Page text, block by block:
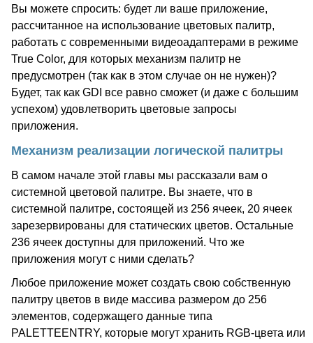
Вы можете спросить: будет ли ваше приложение,
рассчитанное на использование цветовых палитр,
работать с современными видеоадаптерами в режиме
True Color, для которых механизм палитр не
предусмотрен (так как в этом случае он не нужен)?
Будет, так как GDI все равно сможет (и даже с большим
успехом) удовлетворить цветовые запросы
приложения.
Механизм реализации логической палитры
В самом начале этой главы мы рассказали вам о
системной цветовой палитре. Вы знаете, что в
системной палитре, состоящей из 256 ячеек, 20 ячеек
зарезервированы для статических цветов. Остальные
236 ячеек доступны для приложений. Что же
приложения могут с ними сделать?
Любое приложение может создать свою собственную
палитру цветов в виде массива размером до 256
элементов, содержащего данные типа
PALETTEENTRY, которые могут хранить RGB-цвета или